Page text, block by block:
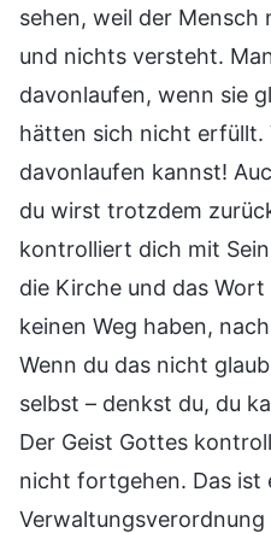
sehen, weil der Mensch
und nichts versteht.
davonlaufen, wenn sie
hätten sich nicht erfüllt.
davonlaufen kannst!
du wirst trotzdem
kontrolliert dich mit
die Kirche und das
keinen Weg haben,
Wenn du das nicht
selbst – denkst du, du
Der Geist Gottes
nicht fortgehen. Das ist
Verwaltungsverordnung